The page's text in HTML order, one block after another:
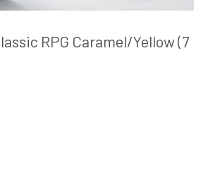
RPG Caramel/Yellow (7